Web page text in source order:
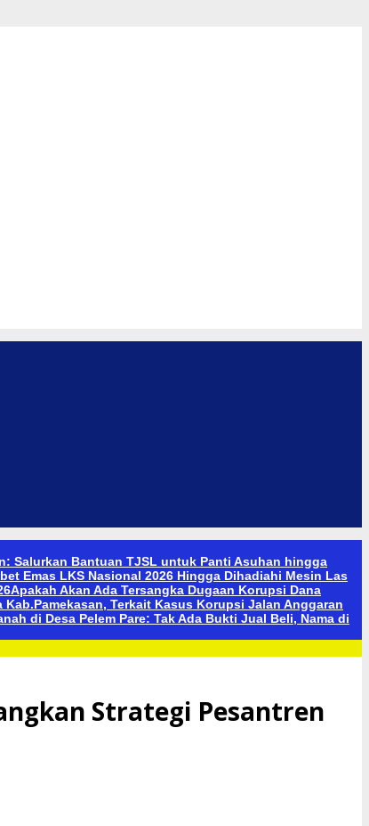
Salurkan Bantuan TJSL untuk Panti Asuhan hingga
Emas LKS Nasional 2026 Hingga Dihadiahi Mesin Las
Apakah Akan Ada Tersangka Dugaan Korupsi Dana
Terkait Kasus Korupsi Jalan Anggaran
di Desa Pelem Pare: Tak Ada Bukti Jual Beli, Nama di
Strategi Pesantren